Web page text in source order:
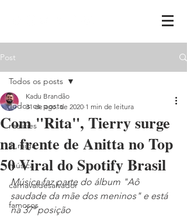
Post
Todos os posts
realities
ih,miga
música
carnavaldesalvador
famosos
Todos os posts
Com "Rita", Tierry surge
na frente de Anitta no Top
50 Viral do Spotify Brasil
Kadu Brandão
31 de ago. de 2020 1 min de leitura
Música faz parte do álbum "Aô
saudade da mãe dos meninos" e está
na 37ª posição